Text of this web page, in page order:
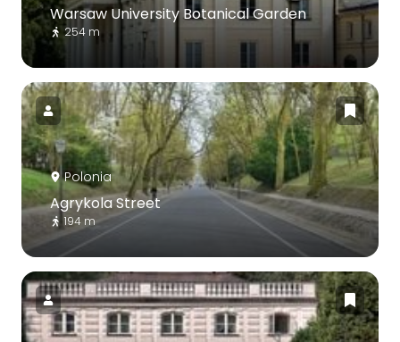
Warsaw University Botanical Garden
254 m
Polonia
Agrykola Street
194 m